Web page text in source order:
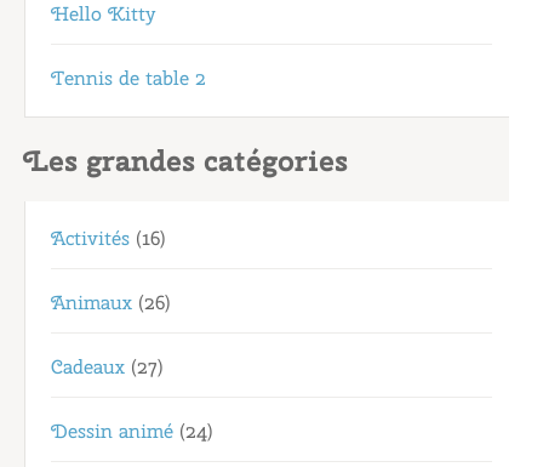
Hello Kitty
Tennis de table 2
Les grandes catégories
Activités (16)
Animaux (26)
Cadeaux (27)
Dessin animé (24)